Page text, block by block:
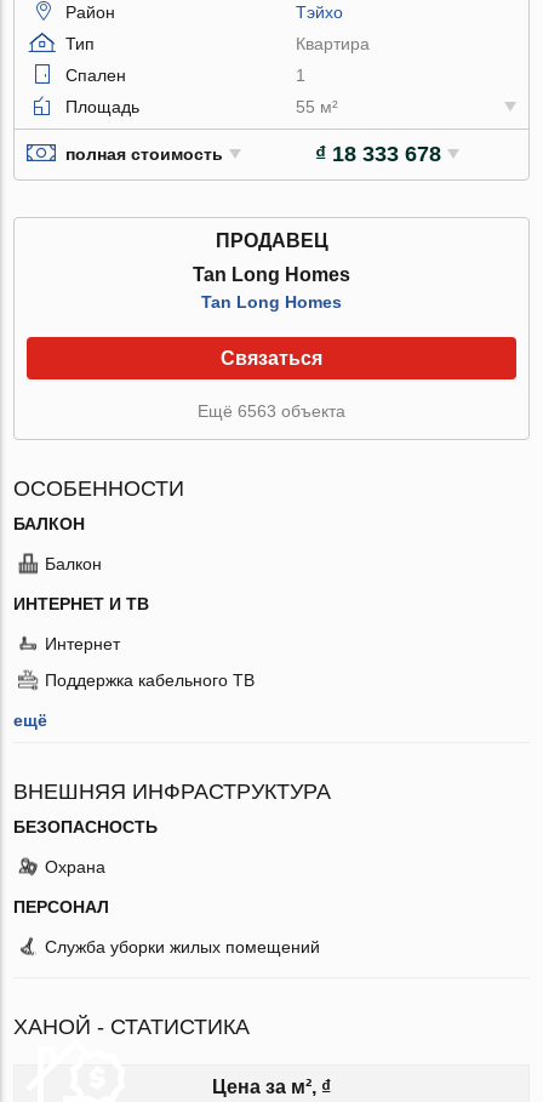
Район
Тэйхо
Тип
Квартира
Спален
1
Площадь
55 м²
полная стоимость ₫ 18 333 678
ПРОДАВЕЦ
Tan Long Homes
Tan Long Homes
Связаться
Ещё 6563 объекта
ОСОБЕННОСТИ
БАЛКОН
Балкон
ИНТЕРНЕТ И ТВ
Интернет
Поддержка кабельного ТВ
ещё
ВНЕШНЯЯ ИНФРАСТРУКТУРА
БЕЗОПАСНОСТЬ
Охрана
ПЕРСОНАЛ
Служба уборки жилых помещений
ХАНОЙ - СТАТИСТИКА
Цена за м², ₫